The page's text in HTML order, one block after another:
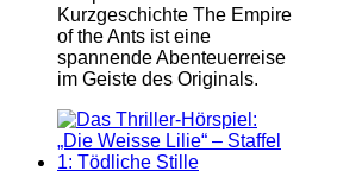
Kurzgeschichte The Empire
of the Ants ist eine
spannende Abenteuerreise
im Geiste des Originals.